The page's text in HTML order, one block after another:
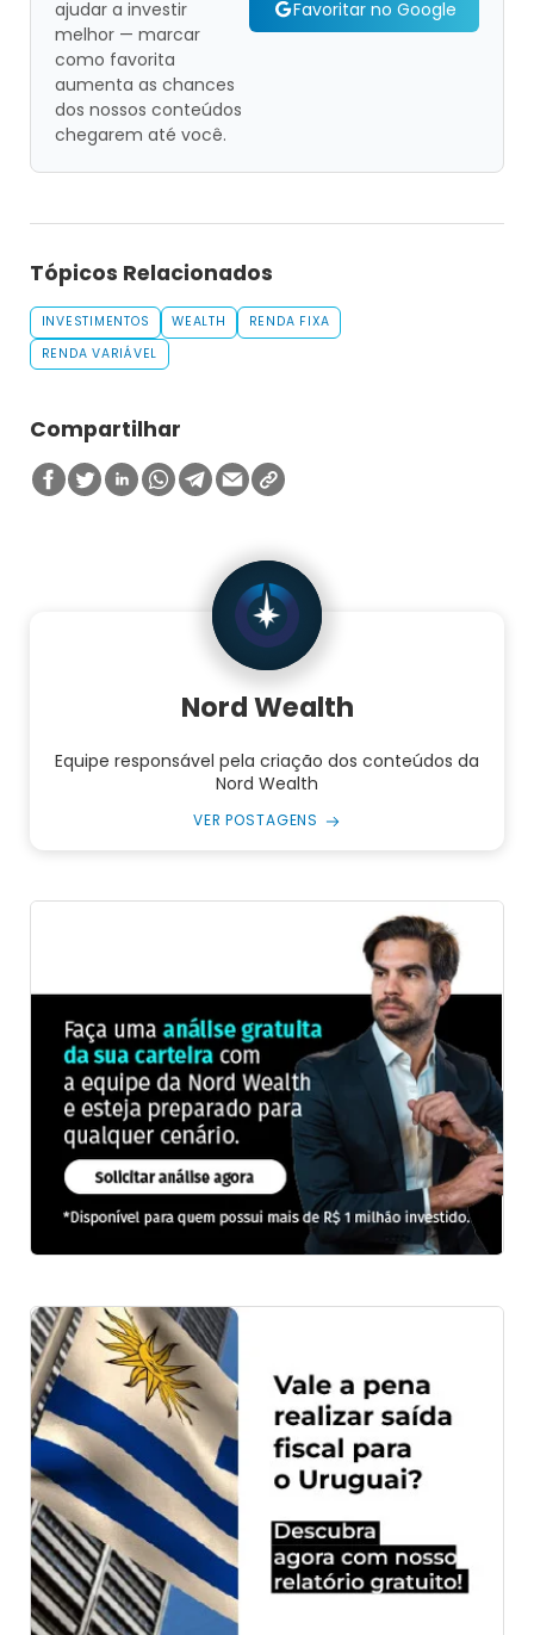
ajudar a investir
melhor — marcar
como favorita
aumenta as chances
dos nossos conteúdos
chegarem até você.
Favoritar no Google
Tópicos Relacionados
INVESTIMENTOS WEALTH
RENDA FIXA
RENDA VARIÁVEL
Compartilhar
Nord Wealth
Equipe responsável pela criação dos conteúdos da
Nord Wealth
VER POSTAGENS